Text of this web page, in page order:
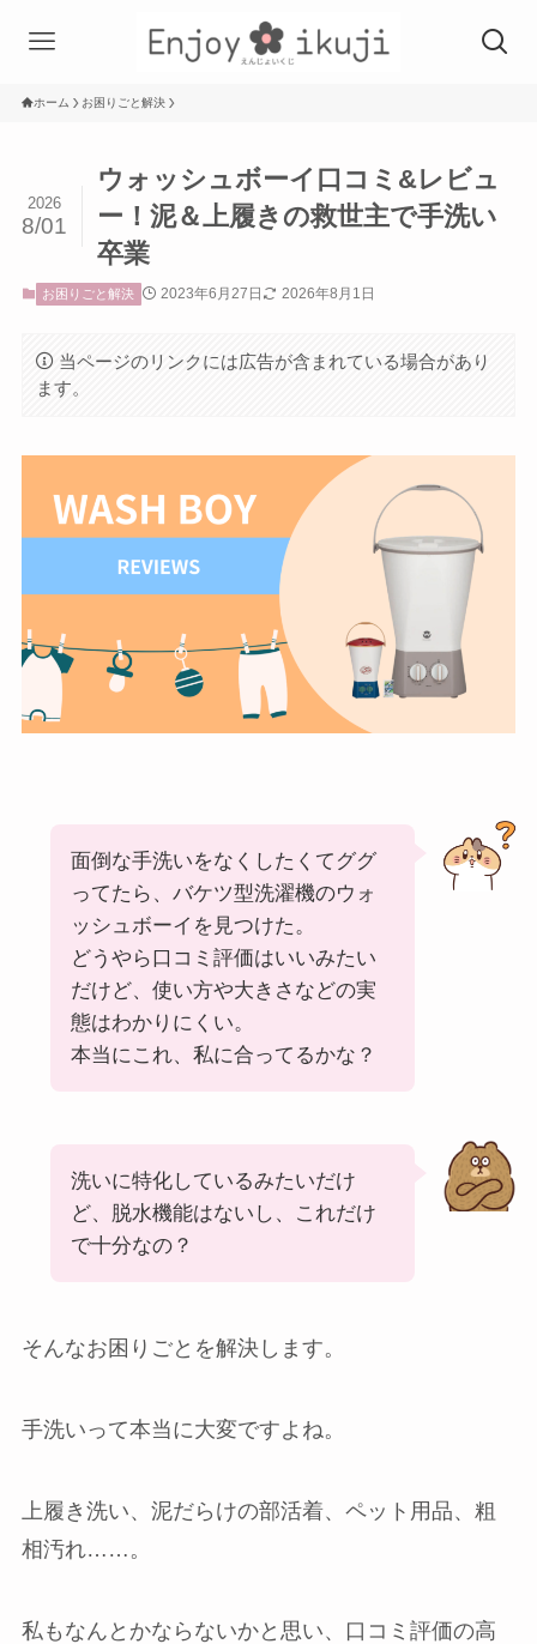
ホーム お困りごと解決
ウォッシュボーイ口コミ&レビュ
ー！泥＆上履きの救世主で手洗い
卒業
2026
8/01
お困りごと解決 2023年6月27日 2026年8月1日
当ページのリンクには広告が含まれている場合があり
ます。
面倒な手洗いをなくしたくてググ
ってたら、バケツ型洗濯機のウォ
ッシュボーイを見つけた。
どうやら口コミ評価はいいみたい
だけど、使い方や大きさなどの実
態はわかりにくい。
本当にこれ、私に合ってるかな？
洗いに特化しているみたいだけ
ど、脱水機能はないし、これだけ
で十分なの？
そんなお困りごとを解決します。
手洗いって本当に大変ですよね。
上履き洗い、泥だらけの部活着、ペット用品、粗
相汚れ……。
私もなんとかならないかと思い、口コミ評価の高